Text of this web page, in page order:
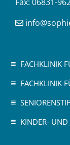
Fax: 06831-
FACHKLINIK
FACHKLINIK
KINDER- UND